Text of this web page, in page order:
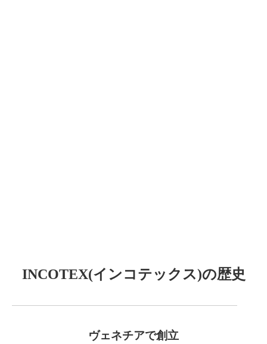
INCOTEX(インコテックス)の歴史
ヴェネチアで創立